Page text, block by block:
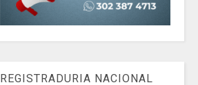
REGISTRADURIA NACIONAL